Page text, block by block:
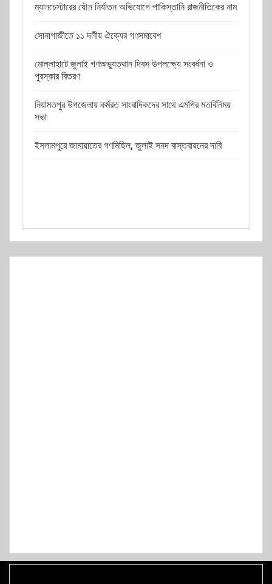
ম্যানচেস্টারের যৌন নির্যাতন অভিযোগে পাকিস্তানি রাজনীতিকের নাম
সোনাগাজীতে ১১ দলীয় ঐক্যের গণসমাবেশ
মোল্লাহাটে জুলাই গণঅভ্যুত্থান দিবস উপলক্ষ্যে সংবর্ধনা ও
পুরস্কার বিতরণ
নিয়ামতপুর উপজেলায় কর্মরত সাংবাদিকদের সাথে এমপির মতবিনিময়
সভা
ইসলামপুরে জামায়াতের গণমিছিল, জুলাই সনদ বাস্তবায়নের দাবি